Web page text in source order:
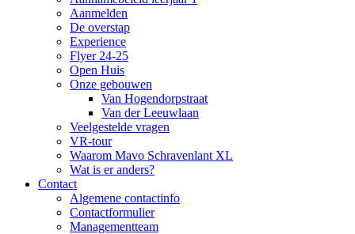
Aanmelden
De overstap
Experience
Flyer 24-25
Open Huis
Onze gebouwen
Van Hogendorpstraat
Van der Leeuwlaan
Veelgestelde vragen
VR-tour
Waarom Mavo Schravenlant XL
Wat is er anders?
Contact
Algemene contactinfo
Contactformulier
Managementteam